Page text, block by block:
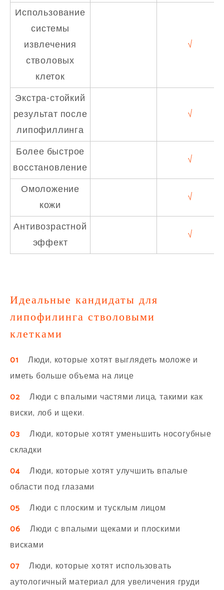
Использование
системы
извлечения
стволовых
клеток
√
Экстра-стойкий
результат после
липофиллинга
√
Более быстрое
восстановление
√
Омоложение
кожи
√
Антивозрастной
эффект
√
Идеальные кандидаты для
липофилинга стволовыми
клетками
01 Люди, которые хотят выглядеть моложе и
иметь больше объема на лице
02Люди с впалыми частями лица, такими как
виски, лоб и щеки.
03 Люди, которые хотят уменьшить носогубные
складки
04Люди, которые хотят улучшить впалые
области под глазами
05 Люди с плоским и тусклым лицом
06 Люди с впалыми щеками и плоскими
висками
07Люди, которые хотят использовать
аутологичный материал для увеличения груди